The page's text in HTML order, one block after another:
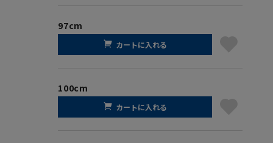
97cm
カートに入れる
100cm
カートに入れる